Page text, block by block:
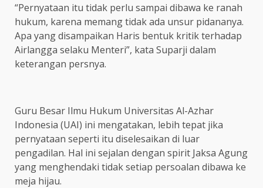
“Pernyataan itu tidak perlu sampai dibawa ke ranah
hukum, karena memang tidak ada unsur pidananya.
Apa yang disampaikan Haris bentuk kritik terhadap
Airlangga selaku Menteri”, kata Suparji dalam
keterangan persnya.
Guru Besar Ilmu Hukum Universitas Al-Azhar
Indonesia (UAI) ini mengatakan, lebih tepat jika
pernyataan seperti itu diselesaikan di luar
pengadilan. Hal ini sejalan dengan spirit Jaksa Agung
yang menghendaki tidak setiap persoalan dibawa ke
meja hijau.